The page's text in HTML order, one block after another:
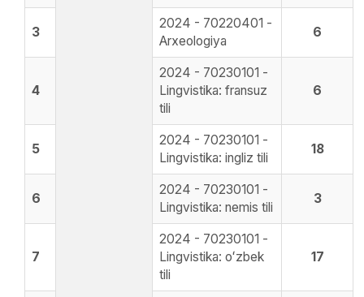
3
2024 - 70220401 -
Arxeologiya
6
4
2024 - 70230101 -
Lingvistika: fransuz
tili
6
5
2024 - 70230101 -
Lingvistika: ingliz tili
18
6
2024 - 70230101 -
Lingvistika: nemis tili
3
7
2024 - 70230101 -
Lingvistika: oʻzbek
tili
17